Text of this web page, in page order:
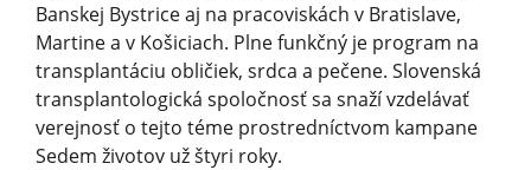
Banskej Bystrice aj na pracoviskách v Bratislave,
Martine a v Košiciach. Plne funkčný je program na
transplantáciu obličiek, srdca a pečene. Slovenská
transplantologická spoločnosť sa snaží vzdelávať
verejnosť o tejto téme prostredníctvom kampane
Sedem životov už štyri roky.